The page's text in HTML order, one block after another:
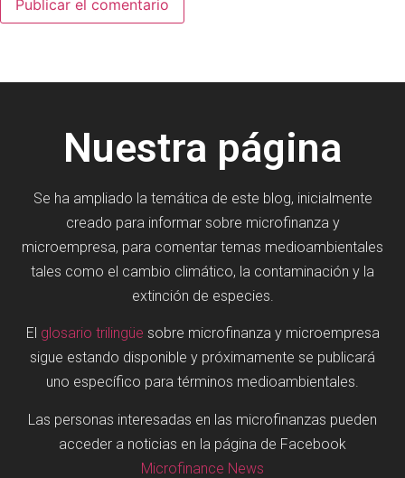
Nuestra página
Se ha ampliado la temática de este blog, inicialmente
creado para informar sobre microfinanza y
microempresa, para comentar temas medioambientales
tales como el cambio climático, la contaminación y la
extinción de especies.
El glosario trilingüe sobre microfinanza y microempresa
sigue estando disponible y próximamente se publicará
uno específico para términos medioambientales.
Las personas interesadas en las microfinanzas pueden
acceder a noticias en la página de Facebook
Microfinance News